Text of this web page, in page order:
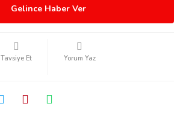
Gelince Haber Ver
Tavsiye Et Yorum Yaz